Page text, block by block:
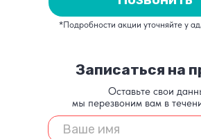
*Подробности акции уточняйте у
Записаться на
Оставьте свои
мы перезвоним вам в